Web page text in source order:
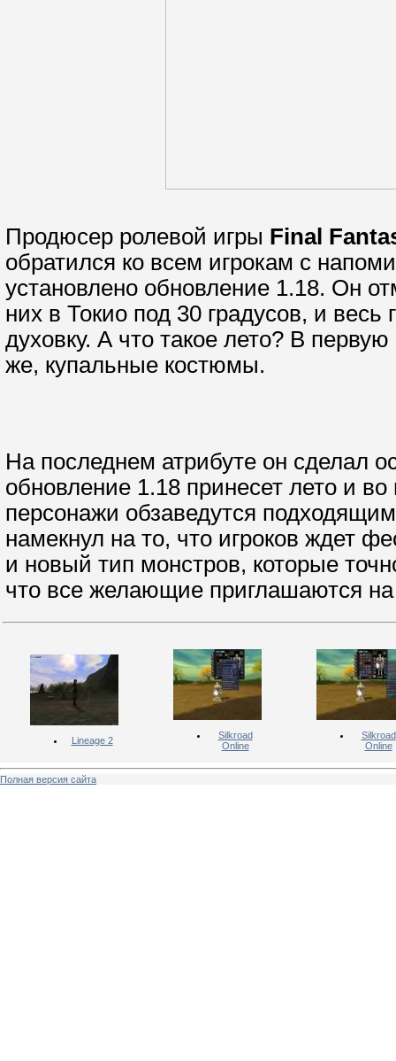
Продюсер ролевой игры Final
обратился ко всем игрокам с
установлено обновление 1.18. Он
них в Токио под 30 градусов, и
духовку. А что такое лето? В
же, купальные костюмы.
На последнем атрибуте он сделал
обновление 1.18 принесет лето и
персонажи обзаведутся
намекнул на то, что игроков ждет
и новый тип монстров, которые
что все желающие приглашаются на
Lineage 2
Silkroad
Online
Silkroad
Online
Полная версия сайта